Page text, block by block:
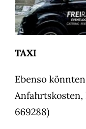
TAXI
Ebenso
Anfahrtskosten,
669288)